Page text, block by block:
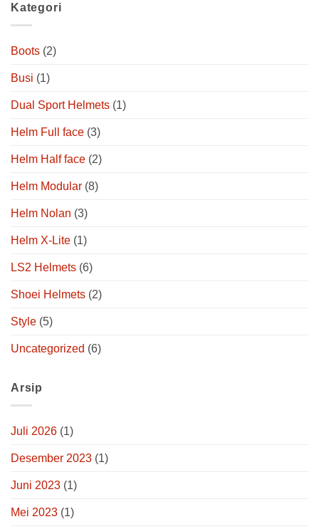
Kategori
Boots (2)
Busi (1)
Dual Sport Helmets (1)
Helm Full face (3)
Helm Half face (2)
Helm Modular (8)
Helm Nolan (3)
Helm X-Lite (1)
LS2 Helmets (6)
Shoei Helmets (2)
Style (5)
Uncategorized (6)
Arsip
Juli 2026 (1)
Desember 2023 (1)
Juni 2023 (1)
Mei 2023 (1)